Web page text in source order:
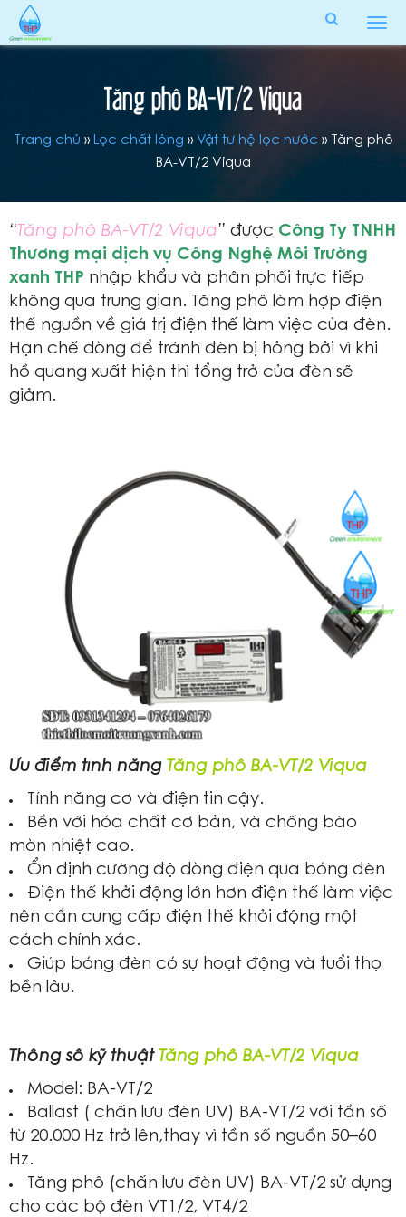
Tăng phô BA-VT/2 Viqua
Trang chủ » Lọc chất lỏng » Vật tư hệ lọc nước » Tăng phô
BA-VT/2 Viqua
“Tăng phô BA-VT/2 Viqua” được Công Ty TNHH
Thương mại dịch vụ Công Nghệ Môi Trường
xanh THP nhập khẩu và phân phối trực tiếp
không qua trung gian. Tăng phô làm hợp điện
thế nguồn về giá trị điện thế làm việc của đèn.
Hạn chế dòng để tránh đèn bị hỏng bởi vì khi
hồ quang xuất hiện thì tổng trở của đèn sẽ
giảm.
Ưu điểm tính năng Tăng phô BA-VT/2 Viqua
Tính năng cơ và điện tin cậy.
Bền với hóa chất cơ bản, và chống bào
mòn nhiệt cao.
Ổn định cường độ dòng điện qua bóng đèn
Điện thế khởi động lớn hơn điện thế làm việc
nên cần cung cấp điện thế khởi động một
cách chính xác.
Giúp bóng đèn có sự hoạt động và tuổi thọ
bền lâu.
Thông số kỹ thuật Tăng phô BA-VT/2 Viqua
Model: BA-VT/2
Ballast ( chấn lưu đèn UV) BA-VT/2 với tần số
từ 20.000 Hz trở lên,thay vì tần số nguồn 50–60
Hz.
Tăng phô (chấn lưu đèn UV) BA-VT/2 sử dụng
cho các bộ đèn VT1/2, VT4/2